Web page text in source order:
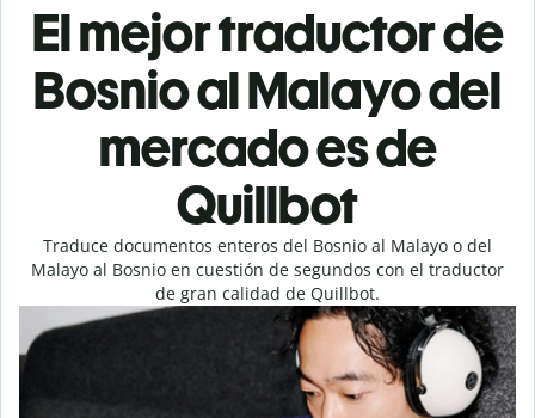
El mejor traductor de
Bosnio al Malayo del
mercado es de
Quillbot
Traduce documentos enteros del Bosnio al Malayo o del
Malayo al Bosnio en cuestión de segundos con el traductor
de gran calidad de Quillbot.